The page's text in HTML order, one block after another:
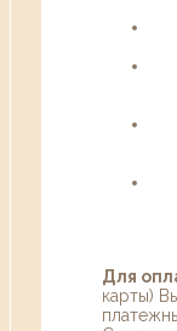
Для
карты)